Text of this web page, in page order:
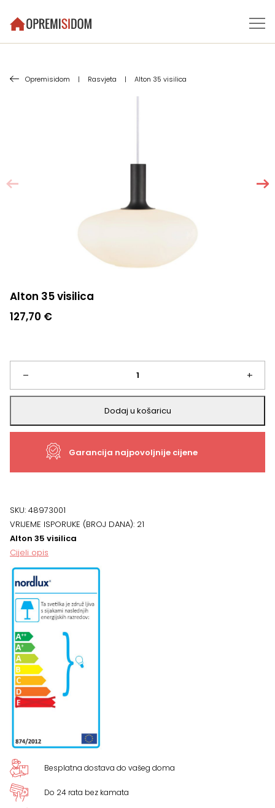
Opremisidom | Rasvjeta | Alton 35 visilica
Alton 35 visilica
127,70 €
–
Alton
35
visilica
+
Dodaj u košaricu
Garancija najpovoljnije cijene
SKU: 48973001
VRIJEME ISPORUKE (BROJ DANA): 21
Alton 35 visilica
Cijeli opis
Besplatna dostava do vašeg doma
Do 24 rata bez kamata